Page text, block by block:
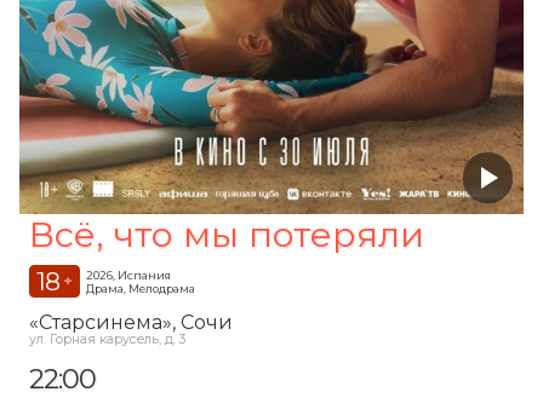
Всё, что мы потеряли
18 +
2026, Испания
Драма, Мелодрама
«Старсинема», Сочи
ул. Горная карусель, д. 3
22:00